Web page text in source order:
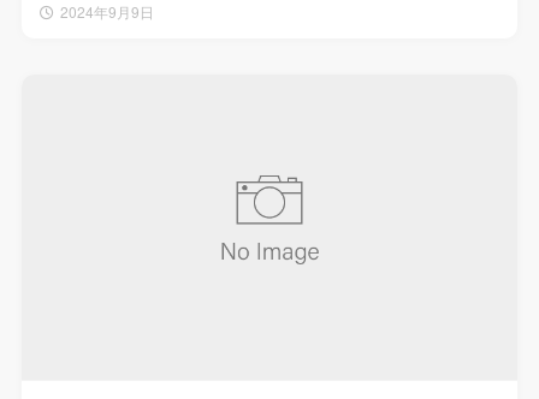
2024年9月9日